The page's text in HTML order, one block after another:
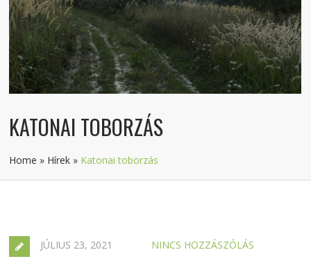
KATONAI TOBORZÁS
Home » Hírek » Katonai toborzás
JÚLIUS 23, 2021 NINCS HOZZÁSZÓLÁS